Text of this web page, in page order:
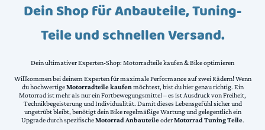
Dein Shop für Anbauteile, Tuning-
Teile und schnellen Versand.
Dein ultimativer Experten-Shop: Motorradteile kaufen & Bike optimieren
Willkommen bei deinem Experten für maximale Performance auf zwei Rädern! Wenn
du hochwertigeMotorradteile kaufen möchtest, bist du hier genau richtig. Ein
Motorrad ist mehr als nur ein Fortbewegungsmittel – es ist Ausdruck von Freiheit,
Technikbegeisterung und Individualität. Damit dieses Lebensgefühl sicher und
ungetrübt bleibt, benötigt dein Bike regelmäßige Wartung und gelegentlich ein
Upgrade durch spezifischeMotorrad AnbauteileoderMotorrad Tuning Teile.